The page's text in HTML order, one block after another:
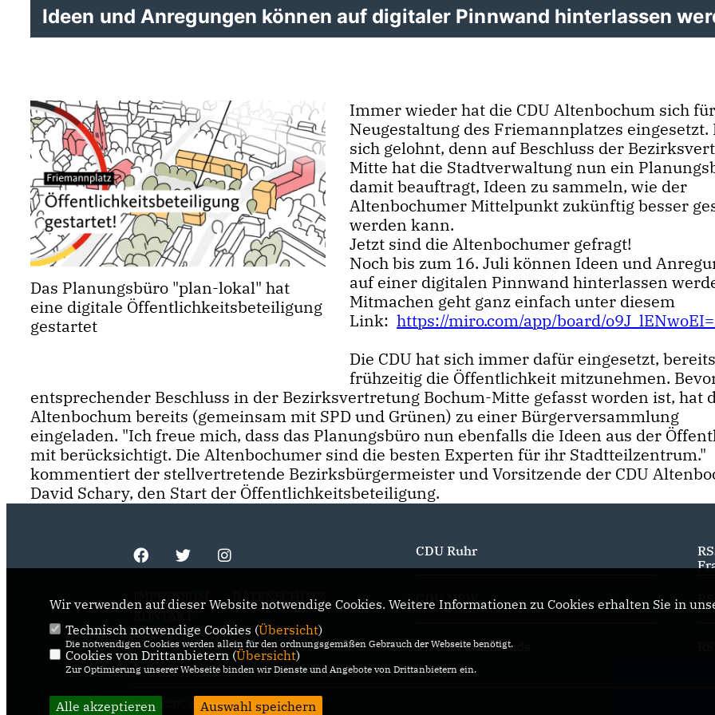
Ideen und Anregungen können auf digitaler Pinnwand hinterlassen
Das Planungsbüro "plan-lokal" hat
eine digitale Öffentlichkeitsbeteiligung
gestartet
Immer wieder hat die CDU Altenbochum sich
Neugestaltung des Friemannplatzes eingesetzt.
sich gelohnt, denn auf Beschluss der
Mitte hat die Stadtverwaltung nun ein
damit beauftragt, Ideen zu sammeln, wie der
Altenbochumer Mittelpunkt zukünftig besser
werden kann.
Jetzt sind die Altenbochumer gefragt!
Noch bis zum 16. Juli können Ideen und
auf einer digitalen Pinnwand hinterlassen
Mitmachen geht ganz einfach unter diesem
Link:https://miro.com/app/board/
Die CDU hat sich immer dafür eingesetzt, bereits
frühzeitig die Öffentlichkeit mitzunehmen.
entsprechender Beschluss in der Bezirksvertretung Bochum-Mitte gefasst worden ist, hat
Altenbochum bereits (gemeinsam mit SPD und Grünen) zu einer Bürgerversammlung
eingeladen. "Ich freue mich, dass das Planungsbüro nun ebenfalls die Ideen aus der
mit berücksichtigt. Die Altenbochumer sind die besten Experten für ihr Stadtteilzentrum."
kommentiert der stellvertretende Bezirksbürgermeister und Vorsitzende der CDU
David Schary, den Start der Öffentlichkeitsbeteiligung.
IMPRESSUM
DATENSCHUTZ
CDU Ruhr
CDU NRW
CDU Deutschlands
@2026 CDU Bochum
Wir verwenden auf dieser Website notwendige Cookies. Weitere Informationen zu Cookies erhalten Sie in
Technisch notwendige Cookies (Übersicht)
Die notwendigen Cookies werden allein für den ordnungsgemäßen Gebrauch der Webseite benötigt.
Cookies von Drittanbietern (Übersicht)
Zur Optimierung unserer Webseite binden wir Dienste und Angebote von Drittanbietern ein.
Alle akzeptieren Auswahl speichern